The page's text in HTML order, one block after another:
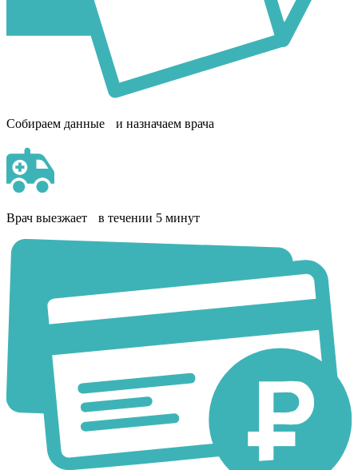
Собираем данные и назначаем врача
Врач выезжает в течении 5 минут